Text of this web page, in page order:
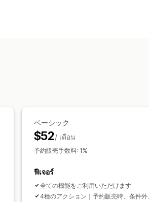
ベーシック
$52/ เดือน
予約販売手数料: 1%
ฟีเจอร์
全ての機能をご利用いただけます
4種のアクション｜予約販売時、条件